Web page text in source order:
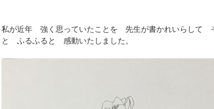
私が近年 強く思っていたことを 先生が書かれいらして
と ふるふると 感動いたしました。